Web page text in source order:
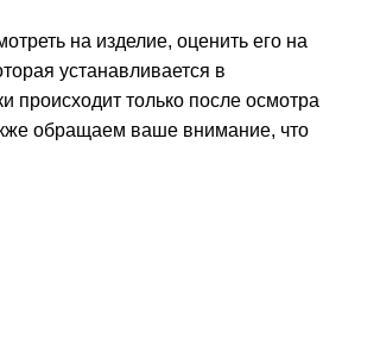
на изделие, оценить его на
устанавливается в
происходит только после осмотра
обращаем ваше внимание, что